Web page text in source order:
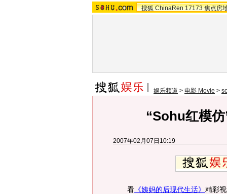
搜狐 ChinaRen 17173 焦点房
娱乐频道 > 电影 Movie >
“Sohu红模
2007年02月07日10:19
看 《姨妈的后现代生活》 精彩